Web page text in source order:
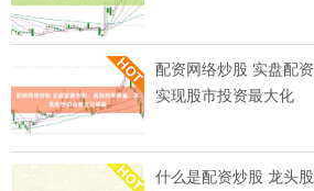
配资网络炒股 实盘配
实现股市投资最大化
什么是配资炒股 龙头